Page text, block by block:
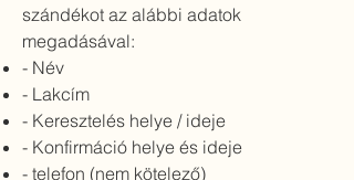
szándékot az alábbi adatok
megadásával:
- Név
- Lakcím
- Keresztelés helye / ideje
- Konfirmáció helye és ideje
- telefon (nem kötelező)